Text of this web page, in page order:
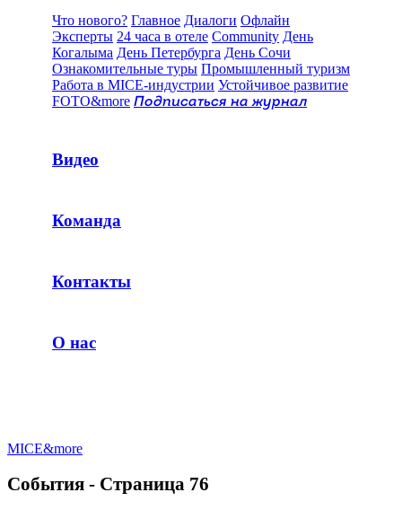
Что нового? Главное Диалоги Офлайн
Эксперты 24 часа в отеле Community День
Когалыма День Петербурга День Сочи
Ознакомительные туры Промышленный туризм
Работа в MICE-индустрии Устойчивое развитие
FOTO&more Подписаться на журнал
Видео
Команда
Контакты
О нас
MICE&more
События - Страница 76